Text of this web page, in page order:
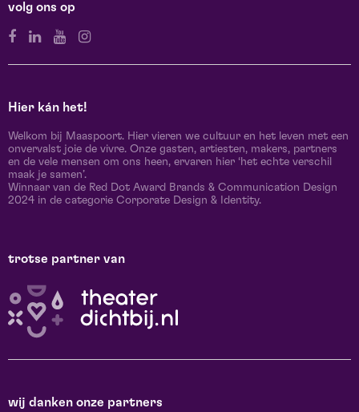
volg ons op
Hier kán het!
Welkom bij Maaspoort. Hier vieren we cultuur en het leven met een
onvervalst joie de vivre. Onze gasten, artiesten, makers, partners
en de vele mensen om ons heen, ervaren hier ‘het echte verschil
maak je samen’.
Winnaar van de Red Dot Award Brands & Communication Design
2024 in de categorie Corporate Design & Identity.
trotse partner van
wij danken onze partners